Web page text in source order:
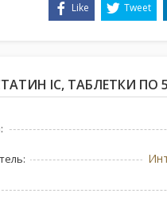
Like Tweet
IC, ТАБЛЕТКИ ПО